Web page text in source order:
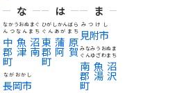
な
中魚沼
郡津南
町
なかうおぬまぐ
んつなんまち
長岡市
ながおかし
は
東蒲原
郡阿賀
町
ひがしかんばら
ぐんあがまち
ま
見附市
みつけし
南魚沼
郡湯沢
町
みなみうおぬま
ぐんゆざわまち